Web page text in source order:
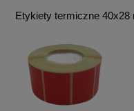
Etykiety termiczne